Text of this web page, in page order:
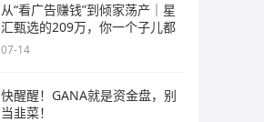
从“看广告赚钱”到倾家荡产｜星
汇甄选的209万，你一个子儿都
07-14
快醒醒！GANA就是资金盘，别
当韭菜！